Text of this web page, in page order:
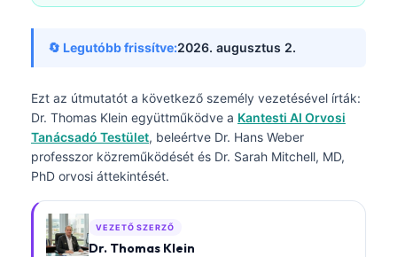
🔄 Legutóbb frissítve:2026. augusztus 2.
Ezt az útmutatót a következő személy vezetésével írták:
Dr. Thomas Klein együttműködve a Kantesti AI Orvosi
Tanácsadó Testület, beleértve Dr. Hans Weber
professzor közreműködését és Dr. Sarah Mitchell, MD,
PhD orvosi áttekintését.
VEZETŐ SZERZŐ
Dr. Thomas Klein